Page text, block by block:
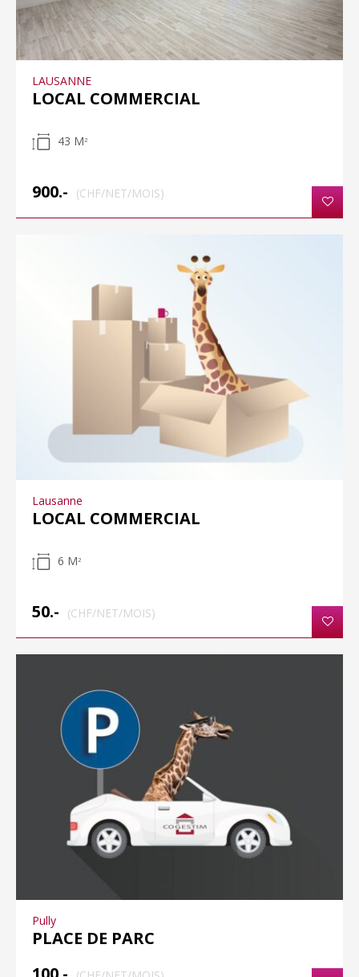
LAUSANNE
LOCAL COMMERCIAL
43 M 2
900.- (CHF/NET/MOIS)
Lausanne
LOCAL COMMERCIAL
6 M 2
50.- (CHF/NET/MOIS)
Pully
PLACE DE PARC